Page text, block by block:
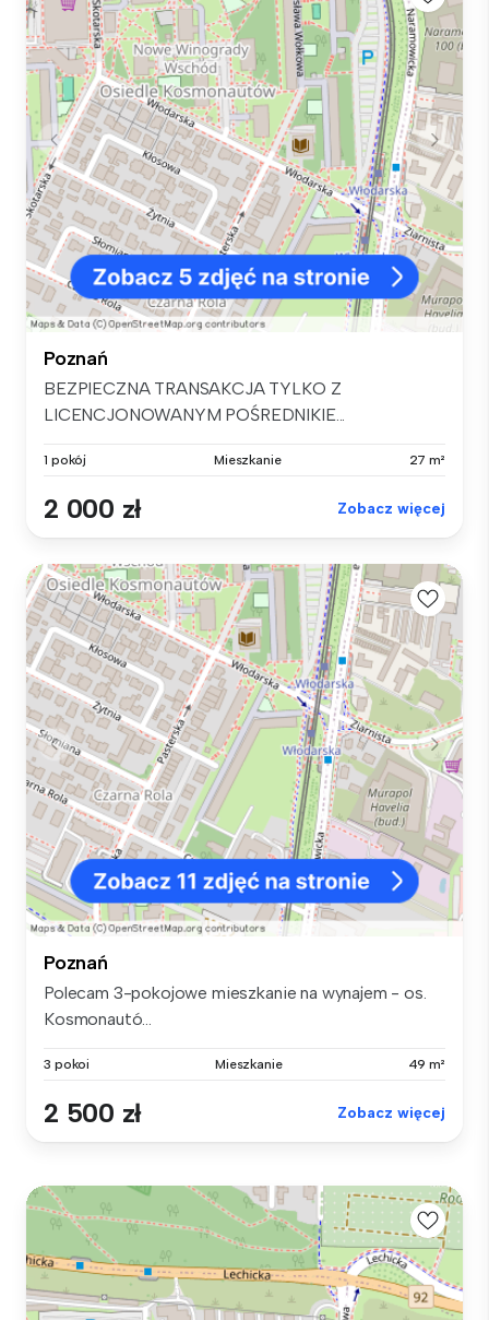
Poznań
BEZPIECZNA TRANSAKCJA TYLKO Z
LICENCJONOWANYM POŚREDNIKIE...
1 pokój Mieszkanie 27 m²
2 000 zł Zobacz więcej
Poznań
Polecam 3-pokojowe mieszkanie na wynajem - os.
Kosmonautó...
3 pokoi Mieszkanie 49 m²
2 500 zł Zobacz więcej